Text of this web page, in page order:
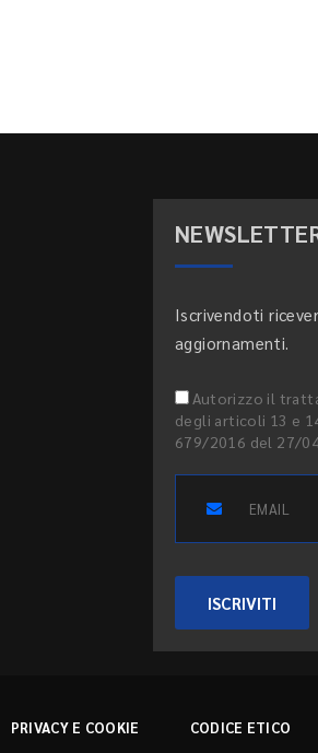
Iscrivendoti
aggiornamenti.
Autorizzo il
degli articoli 13 e
679/2016 del 27/
ISCRIVITI
PRIVACY E COOKIE CODICE ETICO